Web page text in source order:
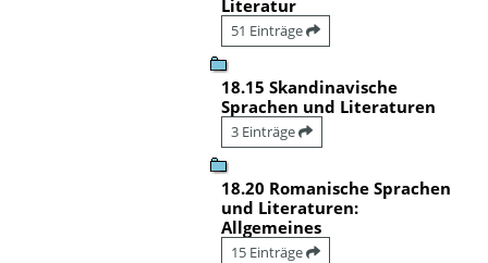
Literatur
51 Einträge
18.15 Skandinavische
Sprachen und Literaturen
3 Einträge
18.20 Romanische Sprachen
und Literaturen:
Allgemeines
15 Einträge